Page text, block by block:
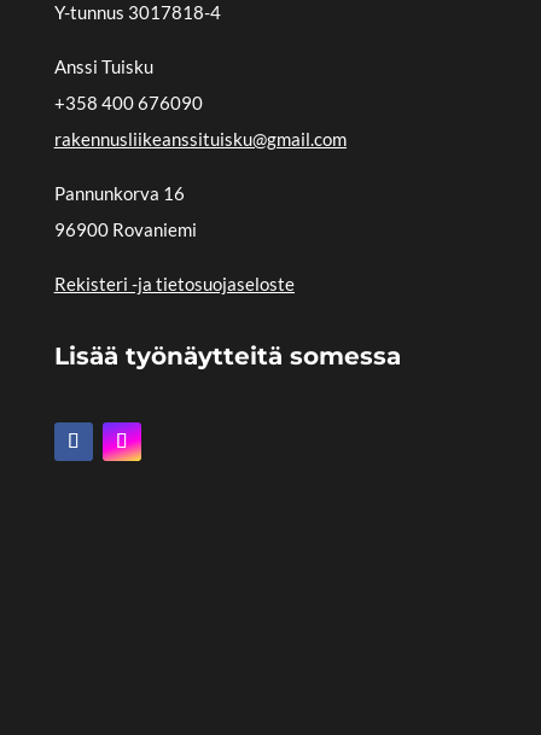
Y-tunnus 3017818-4
Anssi Tuisku
+358 400 676090
rakennusliikeanssituisku@gmail.com
Pannunkorva 16
96900 Rovaniemi
Rekisteri -ja tietosuojaseloste
Lisää työnäytteitä somessa